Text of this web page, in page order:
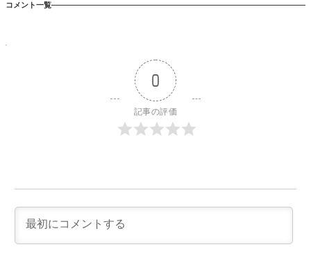
コメント一覧
0
記事の評価